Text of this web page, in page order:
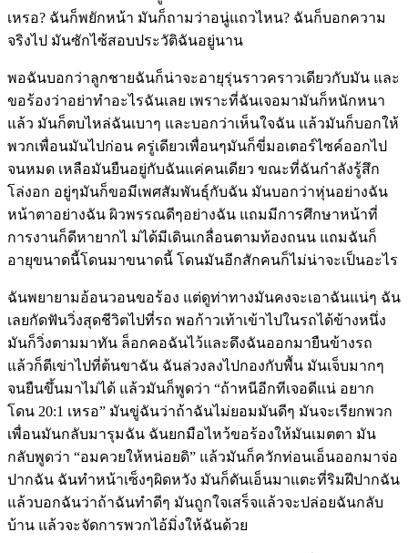
เหรอ? ฉันก็พยักหน้า มันก็ถามว่าอนู่แถวไหน? ฉันก็บอกความ
จริงไป มันซักไซ้สอบประวัติฉันอยู่นาน
พอฉันบอกว่าลูกชายฉันก็น่าจะอายุรุ่นราวคราวเดียวกับมัน และ
ขอร้องว่าอย่าทำอะไรฉันเลย เพราะที่ฉันเจอมามันก็หนักหนา
แล้ว มันก็ตบไหล่ฉันเบาๆ และบอกว่าเห็นใจฉัน แล้วมันก็บอกให้
พวกเพื่อนมันไปก่อน ครู่เดียวเพื่อนๆมันก็ขี่มอเตอร์ไซค์ออกไป
จนหมด เหลือมันยืนอยู่กับฉันแค่คนเดียว ขณะที่ฉันกำลังรู้สึก
โล่งอก อยู่ๆมันก็ขอมีเพศสัมพันธุ์กับฉัน มันบอกว่าหุ่นอย่างฉัน
หน้าตาอย่างฉัน ผิวพรรณดีๆอย่างฉัน แถมมีการศึกษาหน้าที่
การงานก็ดีหายากไ ม่ได้มีเดินเกลื่อนตามท้องถนน แถมฉันก็
อายุขนาดนี้โดนมาขนาดนี้ โดนมันอีกสักคนก็ไม่น่าจะเป็นอะไร
ฉันพยายามอ้อนวอนขอร้อง แต่ดูท่าทางมันคงจะเอาฉันแน่ๆ ฉัน
เลยกัดฟันวิ่งสุดชีวิตไปที่รถ พอก้าวเท้าเข้าไปในรถได้ข้างหนึ่ง
มันก็วิ่งตามมาทัน ล็อกคอฉันไว้และดึงฉันออกมายืนข้างรถ
แล้วก็ตีเข่าไปที่ต้นขาฉัน ฉันล่วงลงไปกองกับพื้น มันเจ็บมากๆ
จนยืนขึ้นมาไม่ได้ แล้วมันก็พูดว่า “ถ้าหนีอีกทีเจอดีแน่ อยาก
โดน 20:1 เหรอ” มันขู่ฉันว่าถ้าฉันไม่ยอมมันดีๆ มันจะเรียกพวก
เพื่อนมันกลับมารุมฉัน ฉันยกมือไหว้ขอร้องให้มันเมตตา มัน
กลับพูดว่า “อมควยให้หน่อยดิ” แล้วมันก็ควักท่อนเอ็นออกมาจ่อ
ปากฉัน ฉันทำหน้าเซ็งๆผิดหวัง มันก็ดันเอ็นมาแตะที่ริมฝีปากฉัน
แล้วบอกฉันว่าถ้าฉันทำดีๆ มันถูกใจเสร็จแล้วจะปล่อยฉันกลับ
บ้าน แล้วจะจัดการพวกไอ้มิ่งให้ฉันด้วย